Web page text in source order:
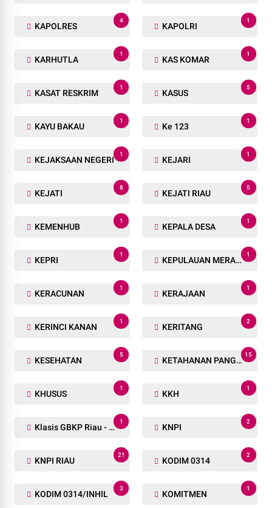
1 1
KALAPAS
1
KALBAR
1
KALIANDA
1
KALTENG
2
KAMPAR
23
KAMPAR KIRI
1
KANDIS
63
KAPERWIL
1
KAPOLDA
1
KAPOLDA RIAU
1
KAPOLRES
4 1
1
KAS KOMAR
1
KASAT RESKRIM
1
KASUS
5
KAYU BAKAU
1 1
KEJAKSAAN NEGERI
1 1
KEJATI
8 5
KEMENHUB
1 1
1 1
KERACUNAN
1 1